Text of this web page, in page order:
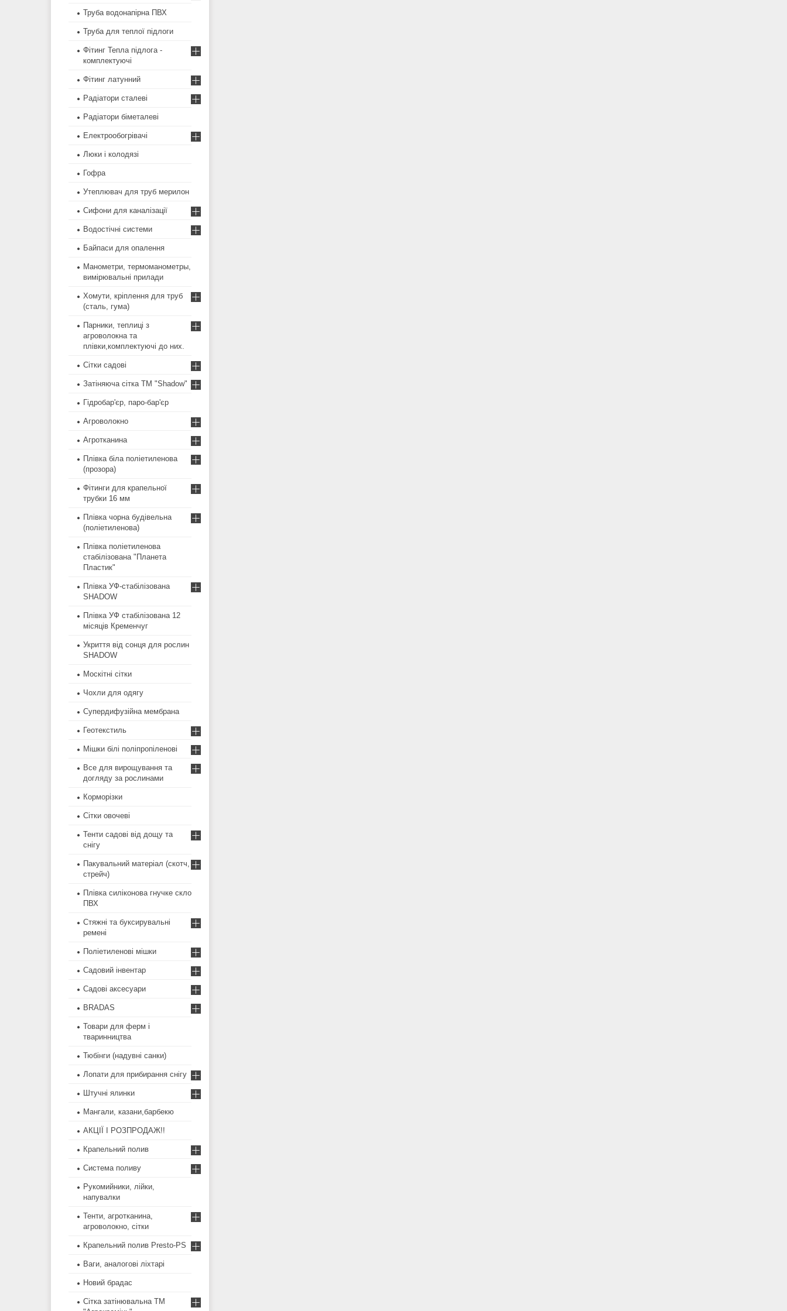
Труба водонапірна ПВХ
Труба для теплої підлоги
Фітинг Тепла підлога -
комплектуючі
Фітинг латунний
Радіатори сталеві
Радіатори біметалеві
Електрообогрівачі
Люки і колодязі
Гофра
Утеплювач для труб мерилон
Сифони для каналізації
Водостічні системи
Байпаси для опалення
Манометри, термоманометры,
вимірювальні прилади
Хомути, кріплення для труб
(сталь, гума)
Парники, теплиці з
агроволокна та
плівки,комплектуючі до них.
Сітки садові
Затіняюча сітка ТМ "Shadow"
Гідробар'єр, паро-бар'єр
Агроволокно
Агротканина
Плівка біла поліетиленова
(прозора)
Фітинги для крапельної
трубки 16 мм
Плівка чорна будівельна
(поліетиленова)
Плівка поліетиленова
стабілізована "Планета
Пластик"
Плівка УФ-стабілізована
SHADOW
Плівка УФ стабілізована 12
місяців Кременчуг
Укриття від сонця для рослин
SHADOW
Москітні сітки
Чохли для одягу
Супердифузійна мембрана
Геотекстиль
Мішки білі поліпропіленові
Все для вирощування та
догляду за рослинами
Корморізки
Сітки овочеві
Тенти садові від дощу та
снігу
Пакувальний матеріал (скотч,
стрейч)
Плівка силіконова гнучке скло
ПВХ
Стяжні та буксирувальні
ремені
Поліетиленові мішки
Садовий інвентар
Садові аксесуари
BRADAS
Товари для ферм і
тваринництва
Тюбінги (надувні санки)
Лопати для прибирання снігу
Штучні ялинки
Мангали, казани,барбекю
АКЦІЇ І РОЗПРОДАЖ!!
Крапельний полив
Система поливу
Рукомийники, лійки,
напувалки
Тенти, агротканина,
агроволокно, сітки
Крапельний полив Presto-PS
Ваги, аналогові ліхтарі
Новий брадас
Сітка затінювальна ТМ